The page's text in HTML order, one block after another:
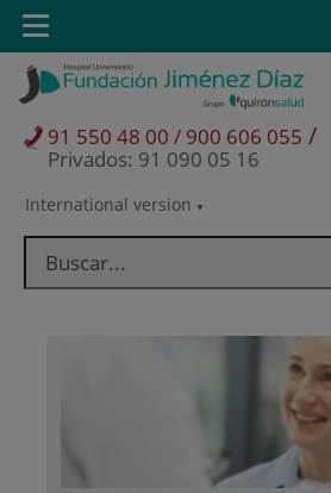
Saltar al contenido
Saltar
contenido
Selector
idioma
International version
91 550 48 00 / 900 606 055 /
Privados: 91 090 05 16
Toggle
navigation